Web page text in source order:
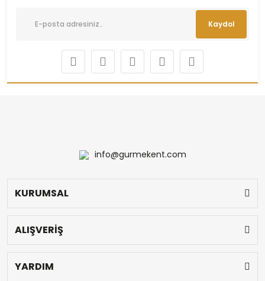
Kaydol
info@gurmekent.com
KURUMSAL
ALIŞVERİŞ
YARDIM